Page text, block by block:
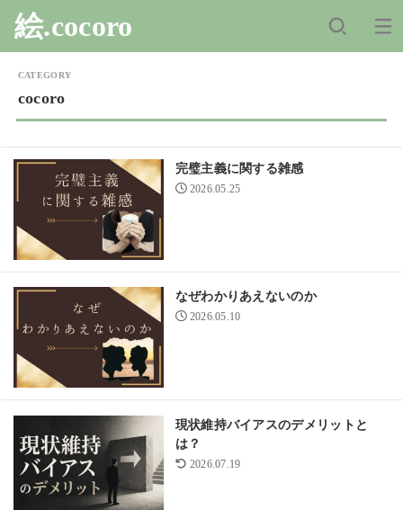
絵.cocoro
cocoro
完璧主義に関する雑感
2026.05.25
なぜわかりあえないのか
2026.05.10
現状維持バイアスのデメリットと
は？
2026.07.19